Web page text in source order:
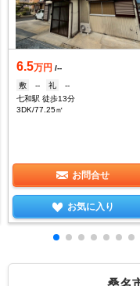
6.5万円 /--
敷
-- 礼
--
七和駅 徒歩13分
3DK/77.25㎡
お問合せ
お気に入り